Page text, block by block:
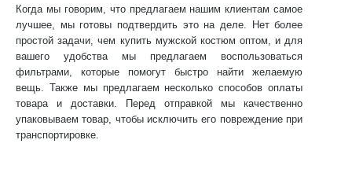
Когда мы говорим, что предлагаем нашим клиентам самое
лучшее, мы готовы подтвердить это на деле. Нет более
простой задачи, чем купить мужской костюм оптом, и для
вашего удобства мы предлагаем воспользоваться
фильтрами, которые помогут быстро найти желаемую
вещь. Также мы предлагаем несколько способов оплаты
товара и доставки. Перед отправкой мы качественно
упаковываем товар, чтобы исключить его повреждение при
транспортировке.